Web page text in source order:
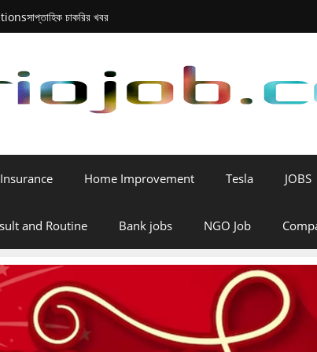
সাপ্তাহিক চাকরির খবর
Insurance Home Improvement Tesla JOBS
and Routine Bank jobs NGO Job